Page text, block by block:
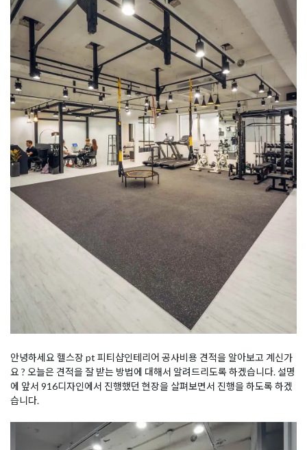
안녕하세요 헬스장 pt 피티샵인테리어 공사비용 견적을 알아보고 계신가
요 ? 오늘은 견적을 잘 받는 방법에 대해서 알려드리도록 하겠습니다. 설명
에 앞서 916디자인에서 진행했던 현장을 살펴보면서 진행을 하도록 하겠
습니다.